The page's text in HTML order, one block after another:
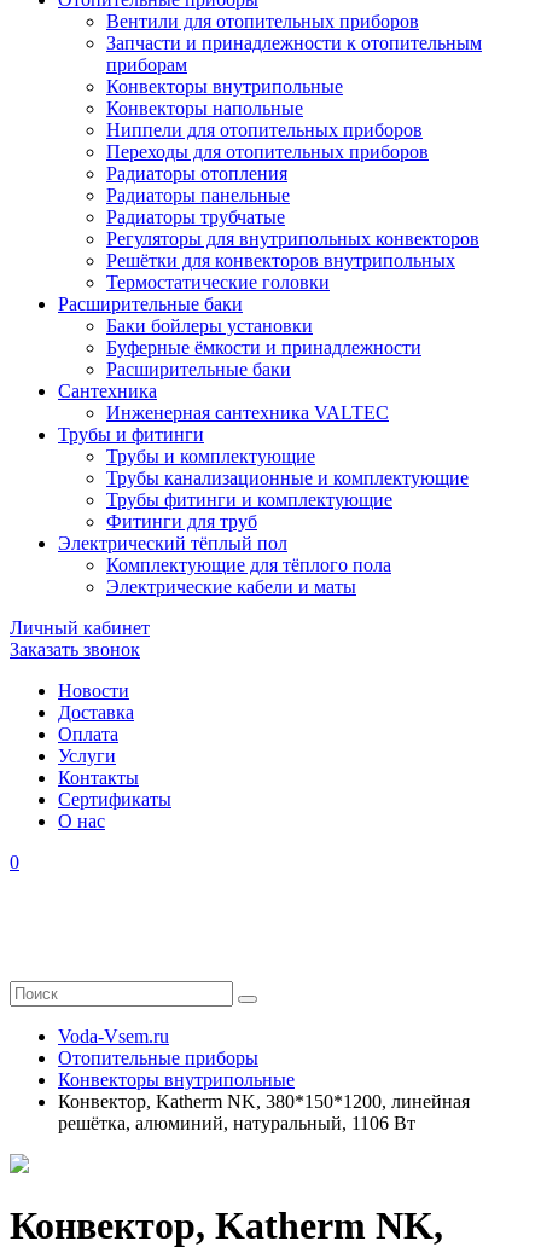
Вентили для отопительных приборов
Запчасти и принадлежности к отопительным
приборам
Конвекторы внутрипольные
Конвекторы напольные
Ниппели для отопительных приборов
Переходы для отопительных приборов
Радиаторы отопления
Радиаторы панельные
Радиаторы трубчатые
Регуляторы для внутрипольных конвекторов
Решётки для конвекторов внутрипольных
Термостатические головки
Расширительные баки
Баки бойлеры установки
Буферные ёмкости и принадлежности
Расширительные баки
Сантехника
Инженерная сантехника VALTEC
Трубы и фитинги
Трубы и комплектующие
Трубы канализационные и комплектующие
Трубы фитинги и комплектующие
Фитинги для труб
Электрический тёплый пол
Комплектующие для тёплого пола
Электрические кабели и маты
Личный кабинет
Заказать звонок
Новости
Доставка
Оплата
Услуги
Контакты
Cертификаты
О нас
0
Voda-Vsem.ru
Отопительные приборы
Конвекторы внутрипольные
Конвектор, Katherm NK, 380*150*1200, линейная
решётка, алюминий, натуральный, 1106 Вт
Конвектор, Katherm NK,